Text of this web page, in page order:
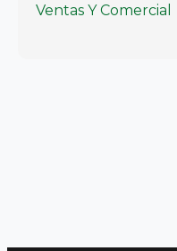
Ventas Y Comercial